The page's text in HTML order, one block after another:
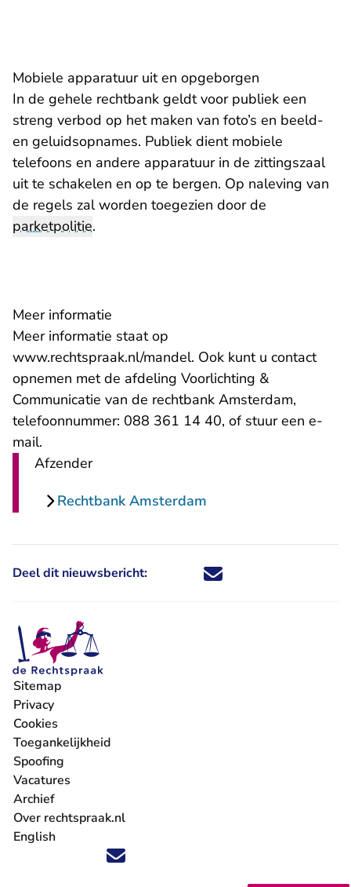
Mobiele apparatuur uit en opgeborgen
In de gehele rechtbank geldt voor publiek een
streng verbod op het maken van foto’s en beeld-
en geluidsopnames. Publiek dient mobiele
telefoons en andere apparatuur in de zittingszaal
uit te schakelen en op te bergen. Op naleving van
de regels zal worden toegezien door de
parketpolitie.
Meer informatie
Meer informatie staat op
www.rechtspraak.nl/mandel. Ook kunt u contact
opnemen met de afdeling Voorlichting &
Communicatie van de rechtbank Amsterdam,
telefoonnummer: 088 361 14 40, of stuur een e-
mail- U verlaat Rechtspraak.nl
.
Afzender
Rechtbank Amsterdam
Deel dit nieuwsbericht: Deel dit nieuwsbericht via X -
Deel dit nieuwsbericht via
Deel dit nieuwsbericht
Deel dit
Volg ons op X (Twitter) - U verlaat Rechtspraak.nl
Volg ons op Facebook - U verlaat Rechtspraak.nl
Volg ons op Instagram - U verlaat Rechtspraak.nl
Volg ons op Youtube - U verlaat Rechtspraak.nl
Volg ons op LinkedIn - U verlaat
'Blijf op de hoogte' nieuwsbrief - U verlaat
Sitemap
Privacy
Cookies
Toegankelijkheid
Spoofing
Vacatures
- U verlaat Rechtspraak.nl
Archief
Over rechtspraak.nl
English